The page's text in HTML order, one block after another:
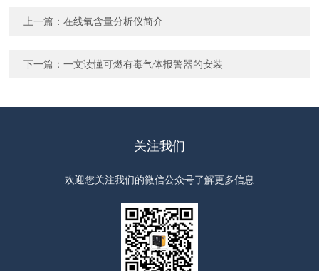
上一篇：在线氧含量分析仪简介
下一篇：一文读懂可燃有毒气体报警器的安装
关注我们
欢迎您关注我们的微信公众号了解更多信息